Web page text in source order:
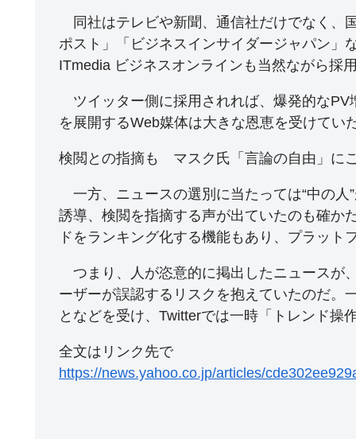
同社はテレビや新聞、通信社だけでなく、
ポスト」「ビジネスインサイダージャパン」
ITmedia ビジネスオンラインも当然ながら採
ツイッター側に採用されれば、爆発的なPV
を展開するWeb媒体は大きな恩恵を受けてい
検閲との指摘も マスク氏「言論の自由」に
一方、ニュースの選別に当たっては“中の人
誘導、検閲を指摘する声が出ていたのも確か
ドをランキング化する機能もあり、プラット
つまり、人が恣意的に掲出したニュースが
ーザーが誤認するリスクを抱えていたのだ。
となどを受け、Twitterでは一時「トレンド操
全文はリンク先で
https://news.yahoo.co.jp/articles/